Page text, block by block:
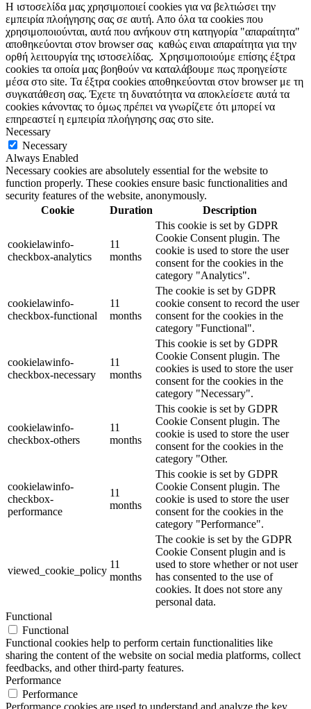
Η ιστοσελίδα μας χρησιμοποιεί cookies για να βελτιώσει την
εμπειρία πλοήγησης σας σε αυτή. Απο όλα τα cookies που
χρησιμοποιούνται, αυτά που ανήκουν στη κατηγορία "απαραίτητα"
αποθηκεύονται στον browser σας καθώς ειναι απαραίτητα για την
ορθή λειτουργία της ιστοσελίδας. Χρησιμοποιούμε επίσης έξτρα
cookies τα οποία μας βοηθούν να καταλάβουμε πως προηγείστε
μέσα στο site. Τα έξτρα cookies αποθηκεύονται στον browser με τη
συγκατάθεση σας. Έχετε τη δυνατότητα να αποκλείσετε αυτά τα
cookies κάνοντας το όμως πρέπει να γνωρίζετε ότι μπορεί να
επηρεαστεί η εμπειρία πλοήγησης σας στο site.
Necessary
Necessary
Always Enabled
Necessary cookies are absolutely essential for the website to
function properly. These cookies ensure basic functionalities and
security features of the website, anonymously.
Cookie
Duration Description
cookielawinfo-
checkbox-analytics
11
months
This cookie is set by GDPR
Cookie Consent plugin. The
cookie is used to store the user
consent for the cookies in the
category "Analytics".
cookielawinfo-
checkbox-functional
11
months
The cookie is set by GDPR
cookie consent to record the user
consent for the cookies in the
category "Functional".
cookielawinfo-
checkbox-necessary
11
months
This cookie is set by GDPR
Cookie Consent plugin. The
cookies is used to store the user
consent for the cookies in the
category "Necessary".
cookielawinfo-
checkbox-others
11
months
This cookie is set by GDPR
Cookie Consent plugin. The
cookie is used to store the user
consent for the cookies in the
category "Other.
cookielawinfo-
checkbox-
performance
11
months
This cookie is set by GDPR
Cookie Consent plugin. The
cookie is used to store the user
consent for the cookies in the
category "Performance".
viewed_cookie_policy
11
months
The cookie is set by the GDPR
Cookie Consent plugin and is
used to store whether or not user
has consented to the use of
cookies. It does not store any
personal data.
Functional
Functional
Functional cookies help to perform certain functionalities like
sharing the content of the website on social media platforms, collect
feedbacks, and other third-party features.
Performance
Performance
Performance cookies are used to understand and analyze the key